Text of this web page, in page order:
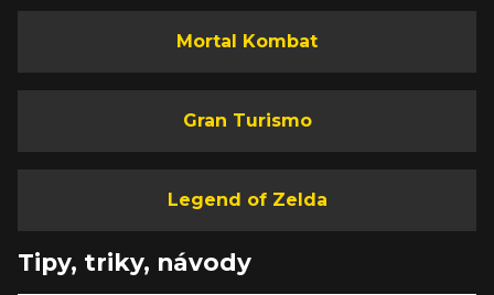
Mortal Kombat
Gran Turismo
Legend of Zelda
Tipy, triky, návody